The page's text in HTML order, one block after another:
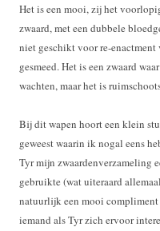
Het is een mooi, zij het
zwaard, met een dubbele
niet geschikt voor re-enactment
gesmeed. Het is een zwaard
wachten, maar het is
Bij dit wapen hoort een klein
geweest waarin ik nogal eens
Tyr mijn zwaardenverzameling
gebruikte (wat uiteraard
natuurlijk een mooi
iemand als Tyr zich ervoor